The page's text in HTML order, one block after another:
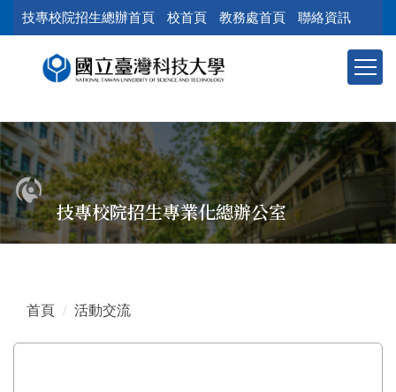
到
容
區
塊
技專校院招生總辦首頁 校首頁 教務處首頁 聯絡資訊
技專校院招生專業化總辦公室
首頁 活動交流